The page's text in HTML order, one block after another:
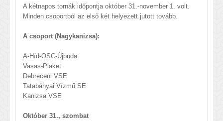
A kétnapos tornák időpontja október 31.-november 1. volt.
Minden csoportból az első két helyezett jutott tovább.
A csoport (Nagykanizsa):
A-Híd-OSC-Újbuda
Vasas-Plaket
Debreceni VSE
Tatabányai Vízmű SE
Kanizsa VSE
Október 31., szombat